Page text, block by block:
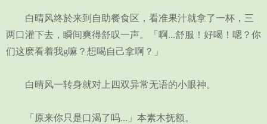
白晴风终於来到自助餐食区，看准果汁就拿了一杯，三
两口灌下去，瞬间爽得舒叹一声。「啊...舒服！好喝！嗯？你
们这麽看着我g嘛？想喝自己拿啊？」
白晴风一转身就对上四双异常无语的小眼神。
「原来你只是口渴了吗...」本素木抚额。